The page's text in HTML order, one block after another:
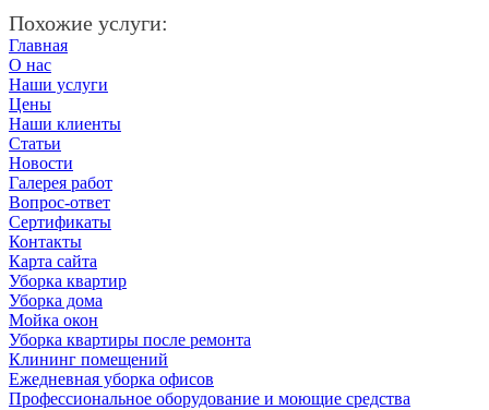
Похожие услуги:
Главная
О нас
Наши услуги
Цены
Наши клиенты
Статьи
Новости
Галерея работ
Вопрос-ответ
Сертификаты
Контакты
Карта сайта
Уборка квартир
Уборка дома
Мойка окон
Уборка квартиры после ремонта
Клининг помещений
Ежедневная уборка офисов
Профессиональное оборудование и моющие средства